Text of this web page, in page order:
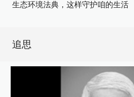
生态环境法典，这样守护咱的生活
追思